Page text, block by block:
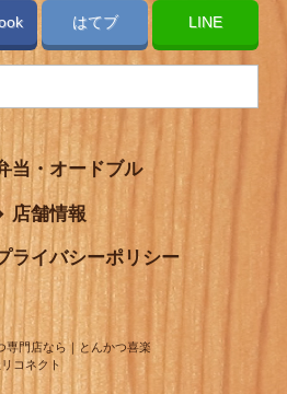
はてブ LINE
当・オードブル
店舗情報
ライバシーポリシー
専門店なら｜とんかつ喜楽
コネクト